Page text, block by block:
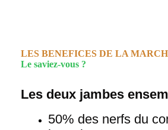
LES BENEFICES DE LA
Le saviez-vous ?
Les deux jambes
50% des nerfs du